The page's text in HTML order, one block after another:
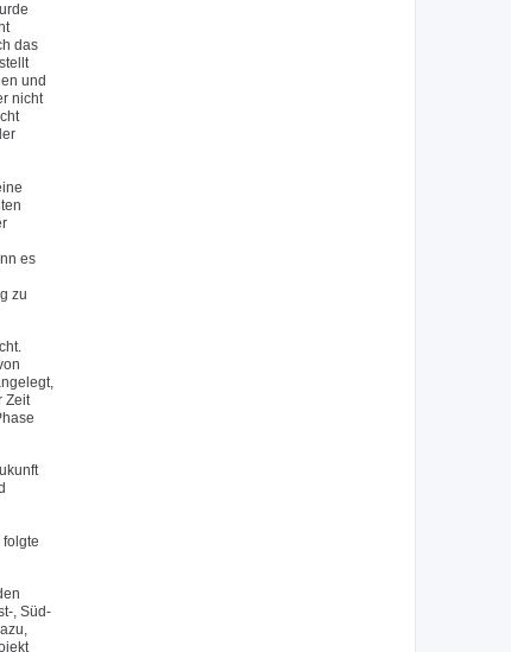
das
und
nicht
es
zu
Zeit
, Süd-